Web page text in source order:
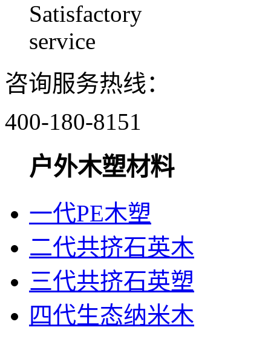
Satisfactory
service
咨询服务热线：
400-180-8151
户外木塑材料
一代PE木塑
二代共挤石英木
三代共挤石英塑
四代生态纳米木